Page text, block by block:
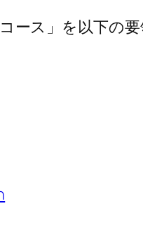
ース」を以下の